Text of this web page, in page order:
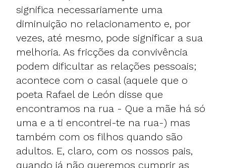
significa necessariamente uma
diminuição no relacionamento e, por
vezes, até mesmo, pode significar a sua
melhoria. As fricções da convivência
podem dificultar as relações pessoais;
acontece com o casal (aquele que o
poeta Rafael de León disse que
encontramos na rua - Que a mãe há só
uma e a ti encontrei-te na rua-) mas
também com os filhos quando são
adultos. E, claro, com os nossos pais,
quando já não queremos cumprir as